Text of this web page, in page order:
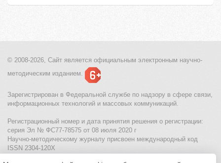
© 2008-2026, Сайт является официальным электронным научно-
методическим изданием.
Зарегистрирован в Федеральной службе по надзору в сфере связи,
информационных технологий и массовых коммуникаций.
Регистрационный номер и дата принятия решения о регистрации:
серия Эл № ФС77-78575 от 08 июля 2020 г
Научно-методическому журналу присвоен международный код
ISSN 2304-120X